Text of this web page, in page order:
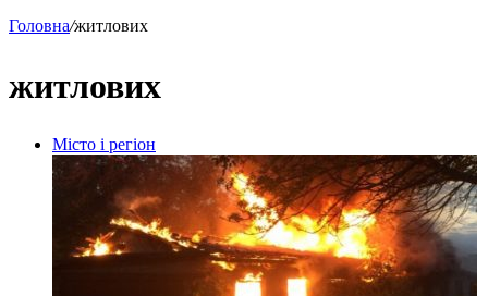
Головна/житлових
житлових
Місто і регіон